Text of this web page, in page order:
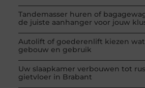
Tandemasser huren of
de juiste aanhanger voor jouw
Autolift of goederenlift kiezen
gebouw en gebruik
Uw slaapkamer verbouwen tot
gietvloer in Brabant